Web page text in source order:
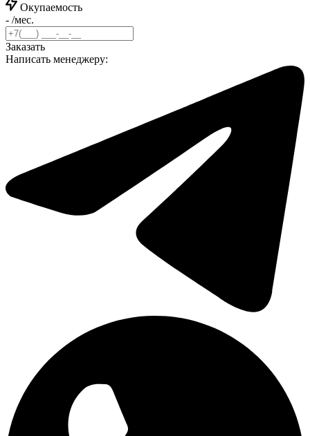
Окупаемость
- /мес.
Заказать
Написать менеджеру: